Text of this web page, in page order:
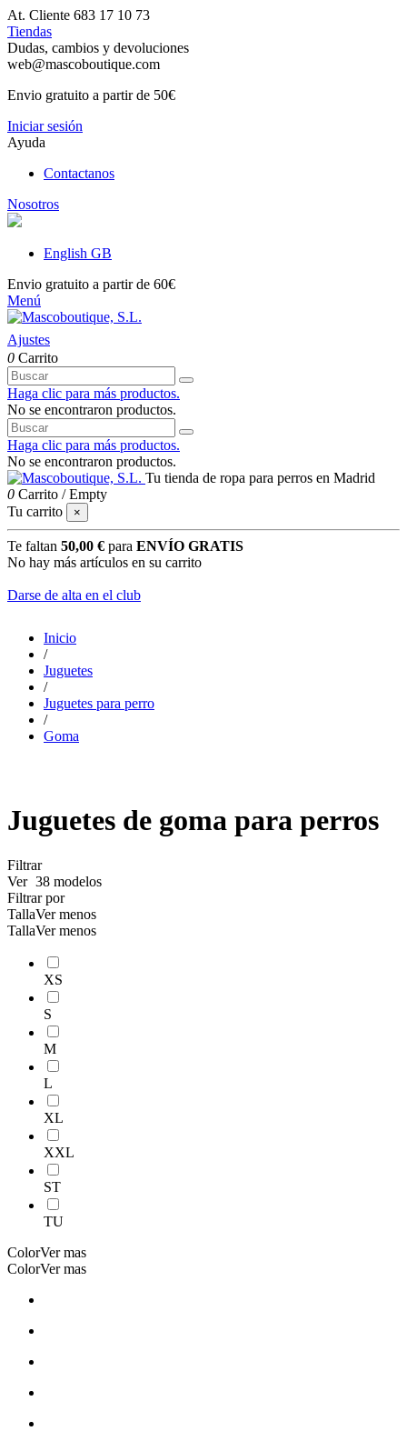
At. Cliente 683 17 10 73
Tiendas
Dudas, cambios y devoluciones
web@mascoboutique.com
Envio gratuito a partir de 50€
Iniciar sesión
Ayuda
Contactanos
Nosotros
English GB
Envio gratuito a partir de 60€
Menú
Ajustes
0 Carrito
Haga clic para más productos.
No se encontraron productos.
Haga clic para más productos.
No se encontraron productos.
Tu tienda de ropa para perros en Madrid
0 Carrito /Empty
Tu carrito
×
Te faltan 50,00 € para ENVÍO GRATIS
No hay más artículos en su carrito
Darse de alta en el club
Inicio
/
Juguetes
/
Juguetes para perro
/
Goma
Juguetes de goma para perros
Filtrar
Ver 38 modelos
Filtrar por
TallaVer menos
TallaVer menos
XS
S
M
L
XL
XXL
ST
TU
ColorVer mas
ColorVer mas